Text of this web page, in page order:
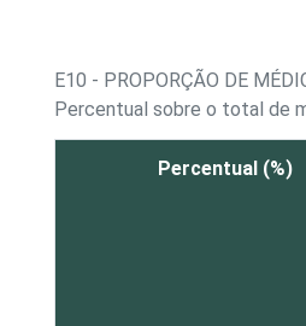
E10 - PROPORÇÃO DE
Percentual sobre o total de
Percentual (%)